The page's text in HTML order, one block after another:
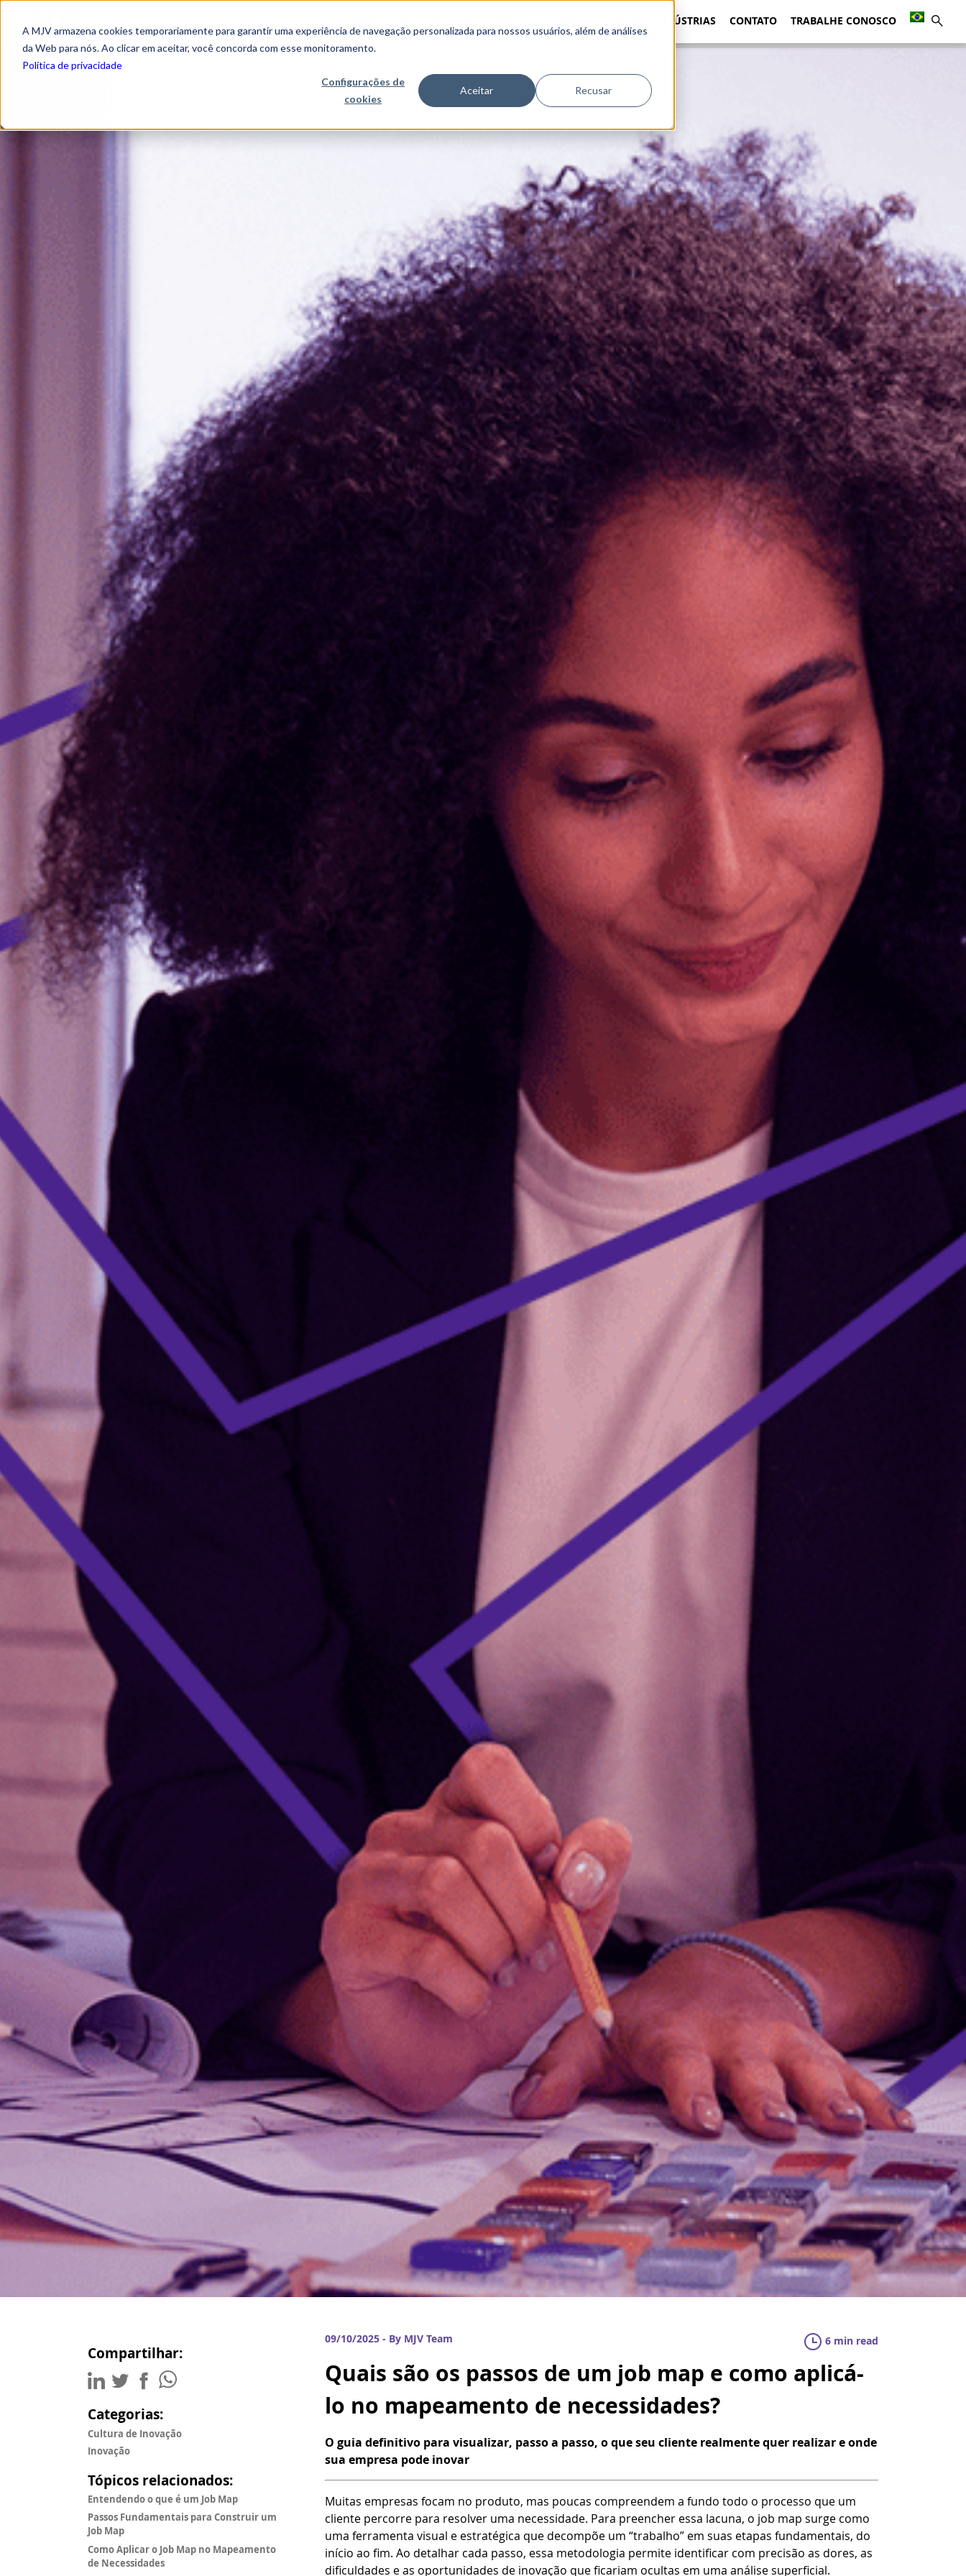
A MJV armazena cookies temporariamente para garantir uma experiência de navegação personalizada para nossos usuários, além de análises
da Web para nós. Ao clicar em aceitar, você concorda com esse monitoramento.
Política de privacidade
Configurações de
cookies
Aceitar Recusar
INDÚSTRIAS CONTATO TRABALHE CONOSCO
Compartilhar:
Categorias:
Cultura de Inovação
Inovação
Tópicos relacionados:
Entendendo o que é um Job Map
Passos Fundamentais para Construir um
Job Map
Como Aplicar o Job Map no Mapeamento
de Necessidades
09/10/2025 - By MJV Team 6 min read
Quais são os passos de um job map e como aplicá-
lo no mapeamento de necessidades?
O guia definitivo para visualizar, passo a passo, o que seu cliente realmente quer realizar e onde
sua empresa pode inovar
Muitas empresas focam no produto, mas poucas compreendem a fundo todo o processo que um
cliente percorre para resolver uma necessidade. Para preencher essa lacuna, o job map surge como
uma ferramenta visual e estratégica que decompõe um “trabalho” em suas etapas fundamentais, do
início ao fim. Ao detalhar cada passo, essa metodologia permite identificar com precisão as dores, as
dificuldades e as oportunidades de inovação que ficariam ocultas em uma análise superficial.